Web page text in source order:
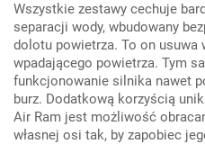
Wszystkie zestawy cechuje
separacji wody, wbudowany
dolotu powietrza. To on usuwa
wpadającego powietrza. Tym
funkcjonowanie silnika nawet
burz. Dodatkową korzyścią
Air Ram jest możliwość
własnej osi tak, by zapobiec